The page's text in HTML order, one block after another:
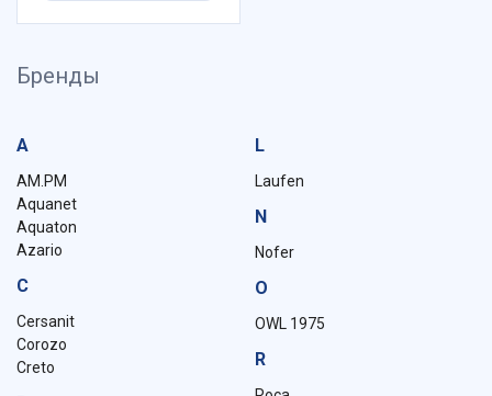
Бренды
A
AM.PM
Aquanet
Aquaton
Azario
C
Cersanit
Corozo
Creto
L
Laufen
N
Nofer
O
OWL 1975
R